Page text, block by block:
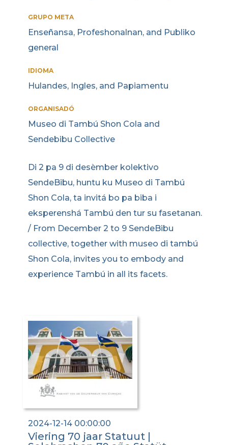
GRUPO META
Enseñansa, Profeshonalnan, and Publiko
general
IDIOMA
Hulandes, Ingles, and Papiamentu
ORGANISADÓ
Museo di Tambú Shon Cola and
Sendebibu Collective
Di 2 pa 9 di desèmber kolektivo
SendeBibu, huntu ku Museo di Tambú
Shon Cola, ta invitá bo pa biba i
eksperenshá Tambú den tur su fasetanan.
/ From December 2 to 9 SendeBibu
collective, together with museo di tambú
Shon Cola, invites you to embody and
experience Tambú in all its facets.
2024-12-14 00:00:00
Viering 70 jaar Statuut |